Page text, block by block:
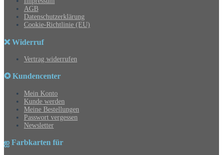
AGB
Datenschutzerklärung
Cookie-Richtlinie (EU)
❌ Widerruf
Vertrag widerrufen
✪ Kundencenter
Mein Konto
Kunde werden
Meine Bestellungen
Passwort vergessen
Newsletter
ஐ Farbkarten für